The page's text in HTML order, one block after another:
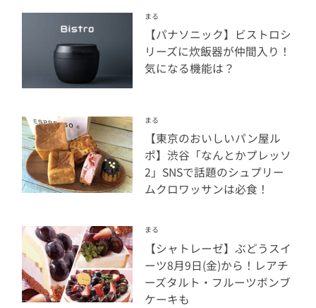
まる
【パナソニック】ビストロシ
リーズに炊飯器が仲間入り！
気になる機能は？
まる
【東京のおいしいパン屋ル
ポ】渋谷「なんとかプレッソ
2」SNSで話題のシュプリー
ムクロワッサンは必食！
まる
【シャトレーゼ】ぶどうスイ
ーツ8月9日(金)から！レアチ
ーズタルト・フルーツボンブ
ケーキも